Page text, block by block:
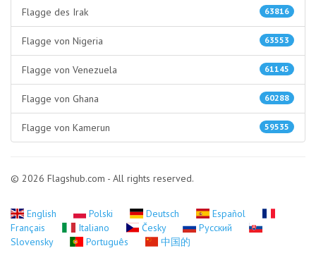
63816
Flagge des Irak
63553
Flagge von Nigeria
61145
Flagge von Venezuela
60288
Flagge von Ghana
59535
Flagge von Kamerun
© 2026 Flagshub.com - All rights reserved.
English Polski Deutsch
Español
Français
Italiano Česky
Русский
Slovensky
Português 中国的